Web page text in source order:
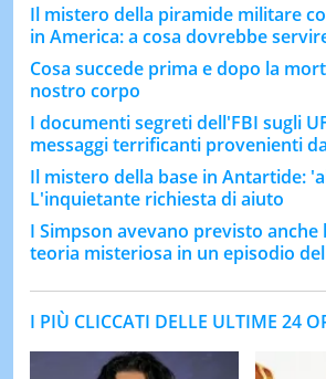
Il mistero della piramide militare
in America: a cosa dovrebbe
Cosa succede prima e dopo la
nostro corpo
I documenti segreti dell'FBI sugli
messaggi terrificanti provenienti
Il mistero della base in Antartide:
L'inquietante richiesta di aiuto
I Simpson avevano previsto anche
teoria misteriosa in un episodio
I PIÙ CLICCATI DELLE ULTIME 24